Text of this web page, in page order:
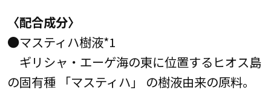
〈配合成分〉
●マスティハ樹液*1
ギリシャ・エーゲ海の東に位置するヒオス島
の固有種 「マスティハ」 の樹液由来の原料。